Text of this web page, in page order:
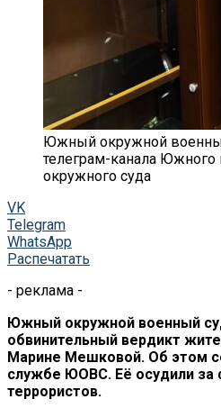
Южный окружной
телеграм-канала Южного
окружного суда
VK
Telegram
WhatsApp
Распечатать
- реклама -
Южный окружной военный
обвинительный вердикт
Марине Мешковой. Об этом
службе ЮОВС. Её осудили за
террористов.